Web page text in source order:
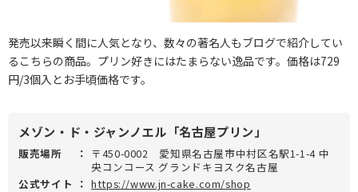
発売以来瞬く間に人気となり、数々の著名人もブログで紹介してい
るこちらの商品。プリン好きにはたまらない逸品です。価格は729
円/3個入とお手頃価格です。
メゾン・ド・ジャンノエル「名古屋プリン」
販売場所 ：
〒450-0002 愛知県名古屋市中村区名駅1-1-4 中
央コンコース グランドキヨスク名古屋
公式サイト
： https://www.jn-cake.com/shop